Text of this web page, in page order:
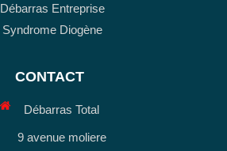
Débarras Entreprise
Syndrome Diogène
CONTACT
Débarras Total
9 avenue moliere